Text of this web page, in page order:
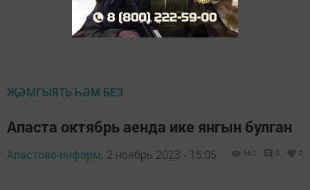
ҖӘМГЫЯТЬ ҺӘМ БЕЗ
Апаста октябрь аенда ике янгын булган
Апастово-информ, 2 ноябрь 2023 - 15:05 560 0 0